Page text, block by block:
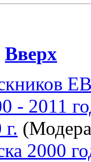
Вверх
- 2011
2000